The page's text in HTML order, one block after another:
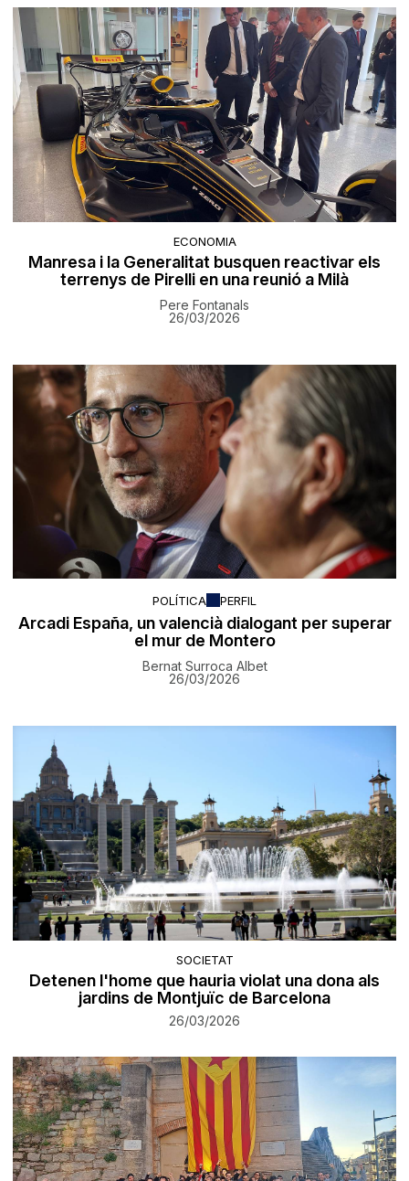
ECONOMIA
Manresa i la Generalitat busquen reactivar els
terrenys de Pirelli en una reunió a Milà
Pere Fontanals
26/03/2026
POLÍTICA PERFIL
Arcadi España, un valencià dialogant per superar
el mur de Montero
Bernat Surroca Albet
26/03/2026
SOCIETAT
Detenen l'home que hauria violat una dona als
jardins de Montjuïc de Barcelona
26/03/2026